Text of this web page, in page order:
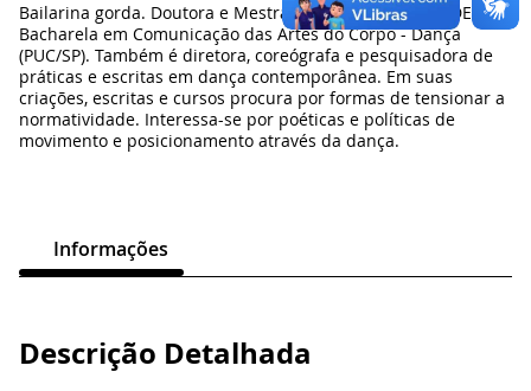
Bailarina gorda. Doutora e Mestra em Teatro (PPGT - UDESC),
Bacharela em Comunicação das Artes do Corpo - Dança
(PUC/SP). Também é diretora, coreógrafa e pesquisadora de
práticas e escritas em dança contemporânea. Em suas
criações, escritas e cursos procura por formas de tensionar a
normatividade. Interessa-se por poéticas e políticas de
movimento e posicionamento através da dança.
Informações
Descrição Detalhada